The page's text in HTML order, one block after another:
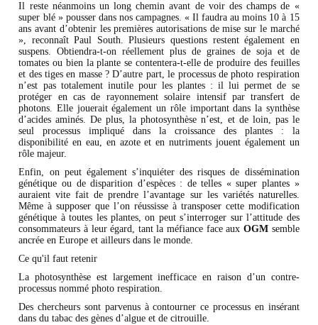
Il reste néanmoins un long chemin avant de voir des champs de «
super blé » pousser dans nos campagnes. « Il faudra au moins 10 à 15
ans avant d’obtenir les premières autorisations de mise sur le marché
», reconnaît Paul South. Plusieurs questions restent également en
suspens. Obtiendra-t-on réellement plus de graines de soja et de
tomates ou bien la plante se contentera-t-elle de produire des feuilles
et des tiges en masse ? D’autre part, le processus de photo respiration
n’est pas totalement inutile pour les plantes : il lui permet de se
protéger en cas de rayonnement solaire intensif par transfert de
photons. Elle jouerait également un rôle important dans la synthèse
d’acides aminés. De plus, la photosynthèse n’est, et de loin, pas le
seul processus impliqué dans la croissance des plantes : la
disponibilité en eau, en azote et en nutriments jouent également un
rôle majeur.
Enfin, on peut également s’inquiéter des risques de dissémination
génétique ou de disparition d’espèces : de telles « super plantes »
auraient vite fait de prendre l’avantage sur les variétés naturelles.
Même à supposer que l’on réussisse à transposer cette modification
génétique à toutes les plantes, on peut s’interroger sur l’attitude des
consommateurs à leur égard, tant la méfiance face aux OGMsemble
ancrée en Europe et ailleurs dans le monde.
Ce qu'il faut retenir
La photosynthèse est largement inefficace en raison d’un contre-
processus nommé photo respiration.
Des chercheurs sont parvenus à contourner ce processus en insérant
dans du tabac des gènes d’algue et de citrouille.